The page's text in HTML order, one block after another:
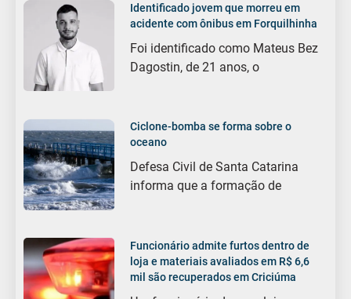
Identificado jovem que morreu em
acidente com ônibus em Forquilhinha
Foi identificado como Mateus Bez
Dagostin, de 21 anos, o
Ciclone-bomba se forma sobre o
oceano
Defesa Civil de Santa Catarina
informa que a formação de
Funcionário admite furtos dentro de
loja e materiais avaliados em R$ 6,6
mil são recuperados em Criciúma